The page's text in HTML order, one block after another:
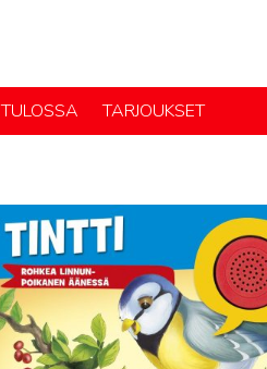
TULOSSA TARJOUKSET